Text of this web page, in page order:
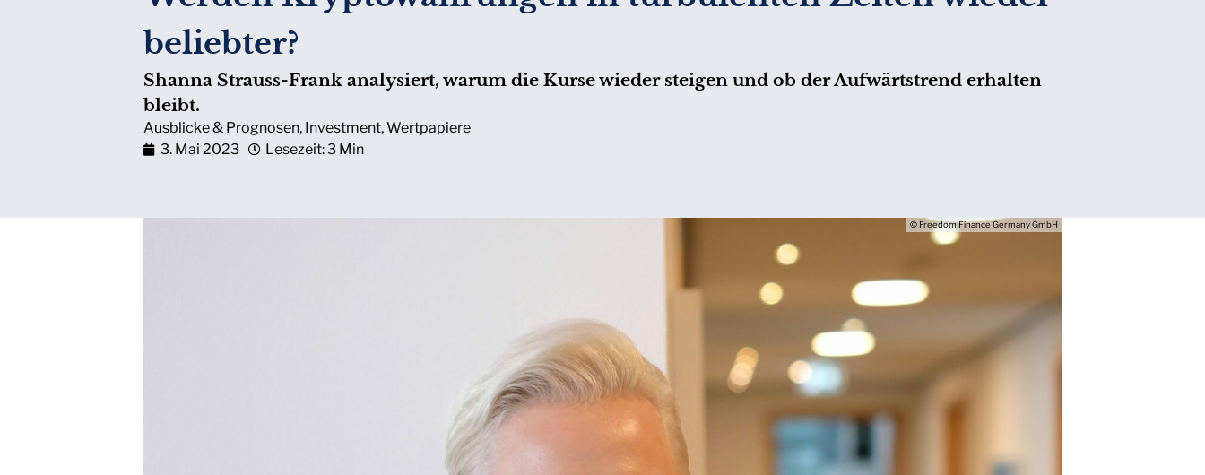
beliebter?
Shanna Strauss-Frank analysiert, warum die Kurse wieder steigen und ob der Aufwärtstrend erhalten
bleibt.
Ausblicke & Prognosen, Investment,Wertpapiere
3. Mai 2023
Lesezeit: 3 Min
© Freedom Finance Germany GmbH